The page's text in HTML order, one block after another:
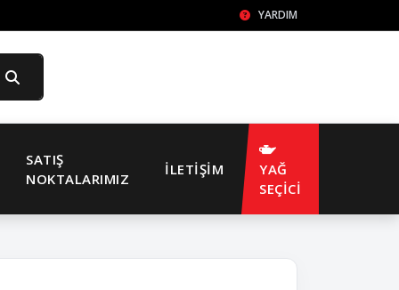
YARDIM
SATIŞ
NOKTALARIMIZ
İLETIŞIM
YAĞ
SEÇİCİ